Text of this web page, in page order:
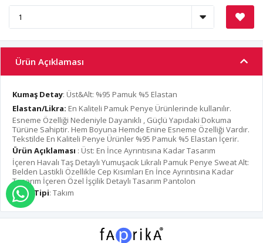
Ürün Açıklaması
Kumaş Detay: Üst&Alt: %95 Pamuk %5 Elastan
Elastan/Likra: En Kaliteli Pamuk Penye Ürünlerinde kullanılır.
Esneme Özelliği Nedeniyle Dayanıklı , Güçlü Yapıdaki Dokuma
Türüne Sahiptir. Hem Boyuna Hemde Enine Esneme Özelliği Vardır.
Tekstilde En Kaliteli Penye Ürünler %95 Pamuk %5 Elastan İçerir.
Ürün Açıklaması : Üst: En İnce Ayrıntısına Kadar Tasarım
İçeren Havalı Taş Detaylı Yumuşacık Likralı Pamuk Penye Sweat Alt:
Belden Lastikli Özellikle Cep Kısımları En İnce Ayrıntısına Kadar
Tasarım İçeren Özel İşçilik Detaylı Tasarım Pantolon
Ürün Tipi: Takım
WHATSAPP İLE SİPARİŞ VER